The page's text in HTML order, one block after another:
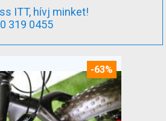
ITT, hívj minket!
319 0455
-63%